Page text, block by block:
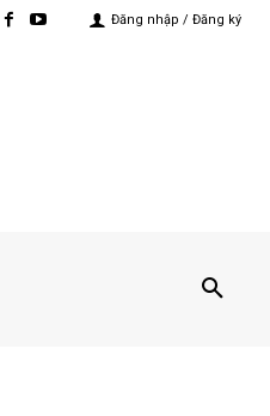
Đăng nhập / Đăng ký